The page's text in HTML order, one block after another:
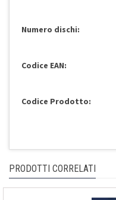
Numero dischi:
Codice EAN:
Codice Prodotto:
PRODOTTI CORRELATI